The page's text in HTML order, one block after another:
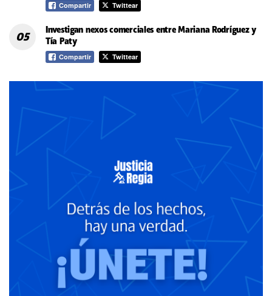
Compartir Twittear
Investigan nexos comerciales entre Mariana Rodríguez y
Tía Paty
Compartir Twittear